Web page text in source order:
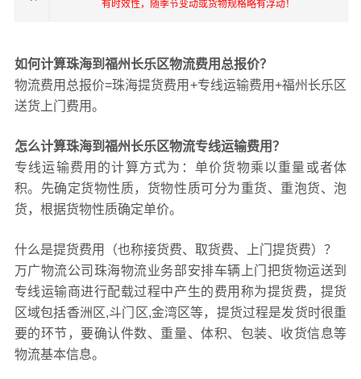
有时效性，随季节变动或货物规格略有浮动！
如何计算珠海到福州长乐区物流费用总报价？
物流费用总报价=珠海提货费用+专线运输费用+福州长乐区
送货上门费用。
怎么计算珠海到福州长乐区物流专线运输费用？
专线运输费用的计算方式为：单价货物乘以重量或者体
积。先确定货物性质，货物性质可分为重货、重泡货、泡
货，根据货物性质确定单价。
什么是提货费用（也称接货费、取货费、上门提货费）？
万广物流公司珠海物流业务部安排车辆上门把货物运送到
专线运输商进行配载过程中产生的费用称为提货费，提货
区域包括香洲区,斗门区,金湾区等，提货过程是发货时很重
要的环节，要确认件数、重量、体积、包装、收货信息等
物流基本信息。